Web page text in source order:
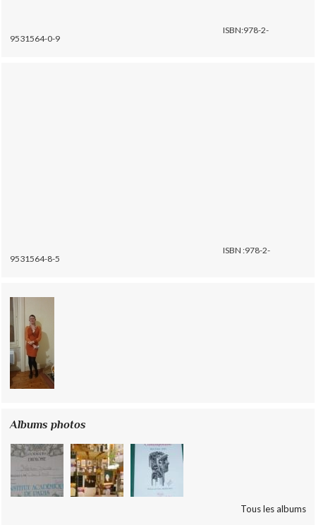
ISBN:978-2-
9531564-0-9
ISBN :978-2-
9531564-8-5
Albums photos
Tous les albums